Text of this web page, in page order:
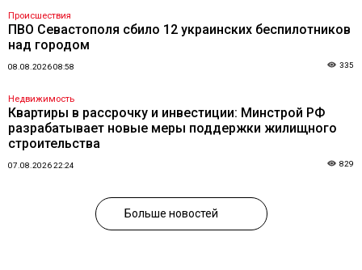
Происшествия
ПВО Севастополя сбило 12 украинских беспилотников
над городом
08.08.2026 08:58 335
Недвижимость
Квартиры в рассрочку и инвестиции: Минстрой РФ
разрабатывает новые меры поддержки жилищного
строительства
07.08.2026 22:24 829
Больше новостей